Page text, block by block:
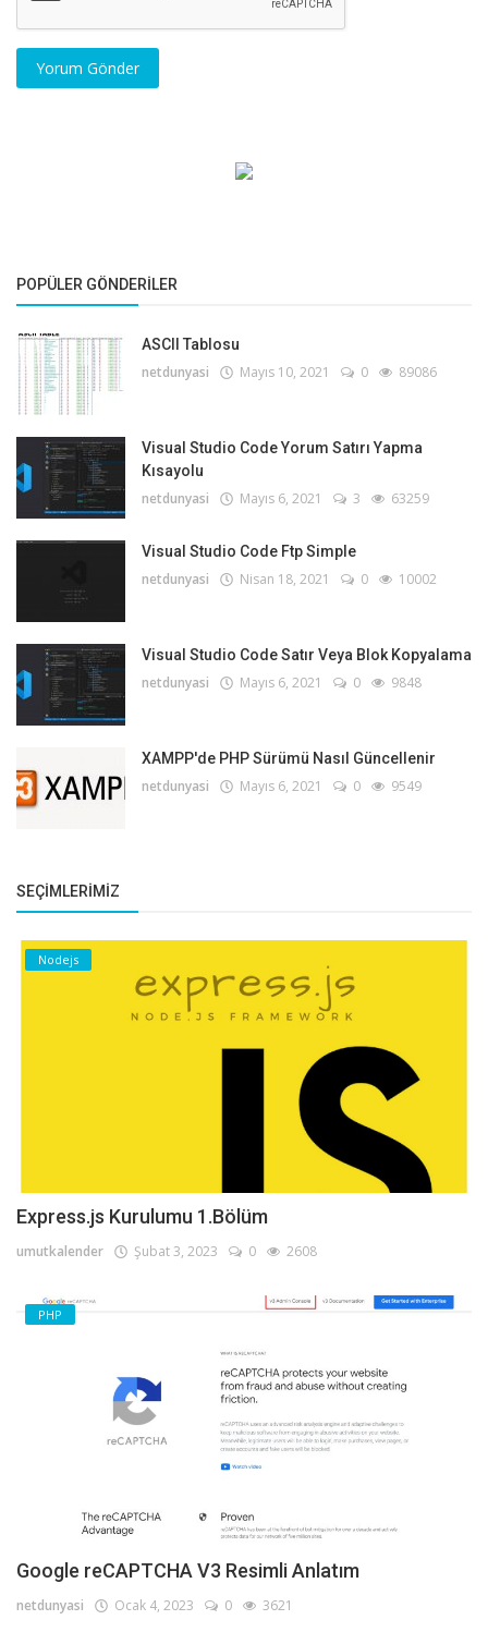
Yorum Gönder
POPÜLER GÖNDERILER
ASCII Tablosu
netdunyasi Mayıs 10, 2021 0 89086
Visual Studio Code Yorum Satırı Yapma
Kısayolu
netdunyasi Mayıs 6, 2021 3 63259
Visual Studio Code Ftp Simple
netdunyasi Nisan 18, 2021 0 10002
Visual Studio Code Satır Veya Blok Kopyalama
netdunyasi Mayıs 6, 2021 0 9848
XAMPP'de PHP Sürümü Nasıl Güncellenir
netdunyasi Mayıs 6, 2021 0 9549
SEÇIMLERIMIZ
Nodejs
Express.js Kurulumu 1.Bölüm
umutkalender Şubat 3, 2023 0 2608
PHP
Google reCAPTCHA V3 Resimli Anlatım
netdunyasi Ocak 4, 2023 0 3621